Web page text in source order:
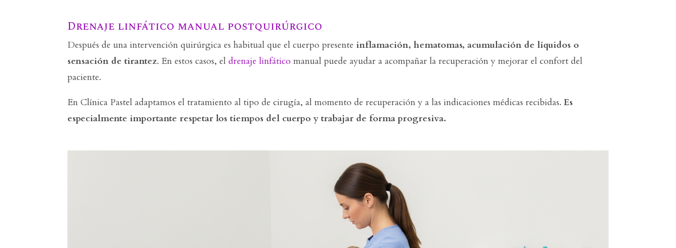
Drenaje linfático manual postquirúrgico
Después de una intervención quirúrgica es habitual que el cuerpo presente inflamación, hematomas, acumulación de líquidos o
sensación de tirantez. En estos casos, eldrenaje linfático manual puede ayudar a acompañar la recuperación y mejorar el confort del
paciente.
En Clínica Pastel adaptamos el tratamiento al tipo de cirugía, al momento de recuperación y a las indicaciones médicas recibidas. Es
especialmente importante respetar los tiempos del cuerpo y trabajar de forma progresiva.